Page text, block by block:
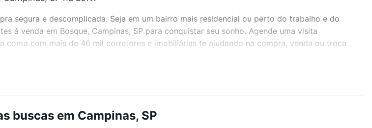
segura e descomplicada. Seja em um bairro mais residencial ou perto do trabalho e do
à venda em Bosque, Campinas, SP para conquistar seu sonho. Agende uma visita
com mais de 46 mil corretores e imobiliárias te ajudando na compra, venda ou troca
favoritos. Você também pode usar os filtros como quantidade de quartos, suítes, com
e comodidades, como piscina, academia, salão de festas ou área verde e encontrar
você na Loft.
buscas em Campinas, SP